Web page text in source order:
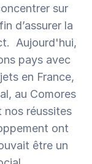
sur
d’assurer la
Aujourd'hui,
pays avec
en France,
au Comores
nos réussites
ont
être un